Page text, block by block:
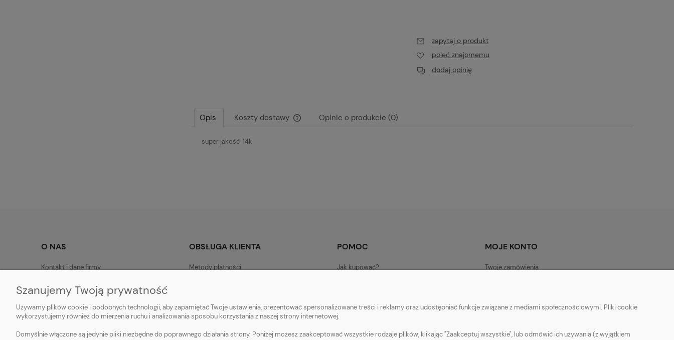
zapytaj o produkt
poleć znajomemu
dodaj opinię
Opis Koszty dostawy Opinie o produkcie (0)
super jakość 14k
O NAS
Kontakt i dane firmy
Blog
Nagrody i wyróżnienia
OBSŁUGA KLIENTA
Metody płatności
Zwroty i reklamacje
POMOC
Jak kupować?
Polityka prywatności
MOJE KONTO
Twoje zamówienia
Szanujemy Twoją prywatność
Używamy plików cookie i podobnych technologii, aby zapamiętać Twoje ustawienia, prezentować spersonalizowane treści i reklamy oraz udostępniać funkcje związane z mediami społecznościowymi. Pliki cookie
wykorzystujemy również do mierzenia ruchu i analizowania sposobu korzystania z naszej strony internetowej.
Domyślnie włączone są jedynie pliki niezbędne do poprawnego działania strony. Poniżej możesz zaakceptować wszystkie rodzaje plików, klikając "Zaakceptuj wszystkie", lub odmówić ich używania (z wyjątkiem